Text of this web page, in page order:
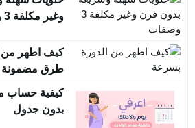
وغير مكلفة 3 وصفات
طرق مضمونة
كيفية حساب
بدون جدول